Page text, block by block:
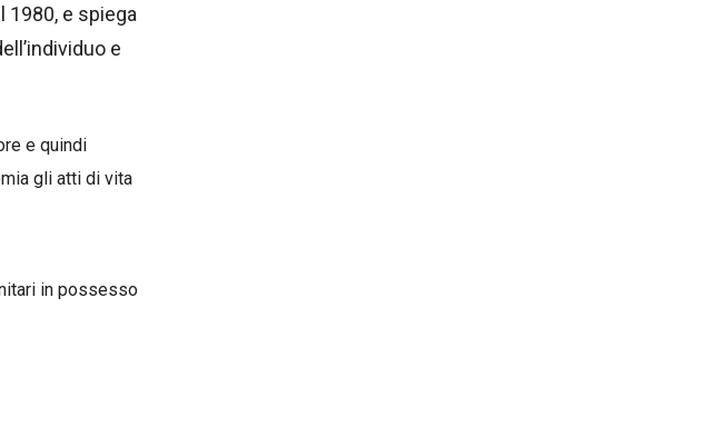
1980, e spiega
e
e quindi
gli atti di vita
in possesso